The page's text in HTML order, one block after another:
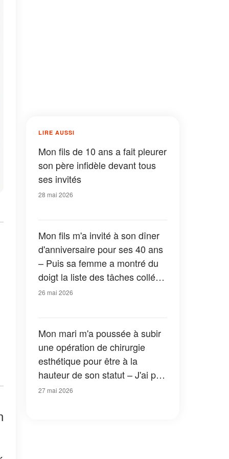
LIRE AUSSI
Mon fils de 10 ans a fait pleurer
son père infidèle devant tous
ses invités
28 mai 2026
Mon fils m'a invité à son dîner
d'anniversaire pour ses 40 ans
– Puis sa femme a montré du
doigt la liste des tâches collée
sur le frigo et m'a dit : « Voilà
26 mai 2026
Mon mari m'a poussée à subir
une opération de chirurgie
esthétique pour être à la
hauteur de son statut – J'ai pris
l'argent et je suis partie pour
27 mai 2026